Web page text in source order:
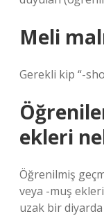
Meli
Gerekli kip “-
ekleri
Öğrenilmiş
veya -muş
uzak bir